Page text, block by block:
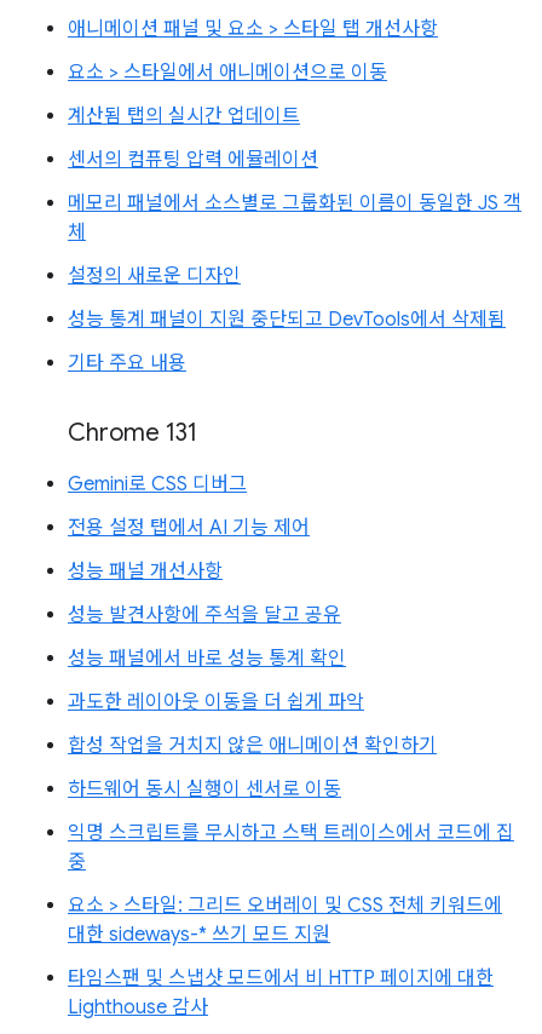
애니메이션 패널 및 요소 > 스타일 탭 개선사항
요소 > 스타일에서 애니메이션으로 이동
계산됨 탭의 실시간 업데이트
센서의 컴퓨팅 압력 에뮬레이션
메모리 패널에서 소스별로 그룹화된 이름이 동일한 JS 객
체
설정의 새로운 디자인
성능 통계 패널이 지원 중단되고 DevTools에서 삭제됨
기타 주요 내용
Chrome 131
Gemini로 CSS 디버그
전용 설정 탭에서 AI 기능 제어
성능 패널 개선사항
성능 발견사항에 주석을 달고 공유
성능 패널에서 바로 성능 통계 확인
과도한 레이아웃 이동을 더 쉽게 파악
합성 작업을 거치지 않은 애니메이션 확인하기
하드웨어 동시 실행이 센서로 이동
익명 스크립트를 무시하고 스택 트레이스에서 코드에 집
중
요소 > 스타일: 그리드 오버레이 및 CSS 전체 키워드에
대한 sideways-* 쓰기 모드 지원
타임스팬 및 스냅샷 모드에서 비 HTTP 페이지에 대한
Lighthouse 감사